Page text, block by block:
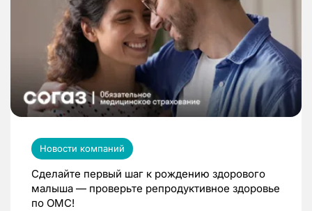
Новости компаний
Сделайте первый шаг к рождению здорового
малыша — проверьте репродуктивное здоровье
по ОМС!